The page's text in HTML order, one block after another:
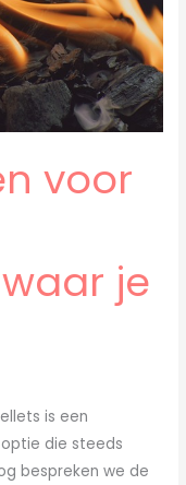
voor
je
is een
die steeds
bespreken we de